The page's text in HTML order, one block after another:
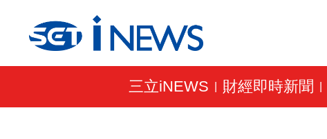
三立iNEWS 財經即時新聞